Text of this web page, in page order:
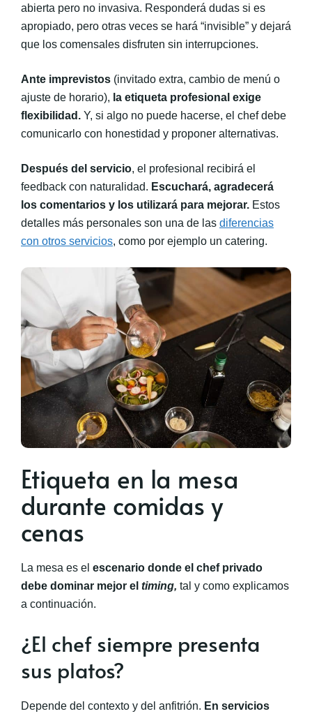
abierta pero no invasiva. Responderá dudas si es
apropiado, pero otras veces se hará “invisible” y dejará
que los comensales disfruten sin interrupciones.
Ante imprevistos (invitado extra, cambio de menú o
ajuste de horario), la etiqueta profesional exige
flexibilidad. Y, si algo no puede hacerse, el chef debe
comunicarlo con honestidad y proponer alternativas.
Después del servicio, el profesional recibirá el
feedback con naturalidad. Escuchará, agradecerá
los comentarios y los utilizará para mejorar. Estos
detalles más personales son una de las diferencias
con otros servicios, como por ejemplo un catering.
Etiqueta en la mesa
durante comidas y
cenas
La mesa es el escenario donde el chef privado
debe dominar mejor el timing, tal y como explicamos
a continuación.
¿El chef siempre presenta
sus platos?
Depende del contexto y del anfitrión. En servicios